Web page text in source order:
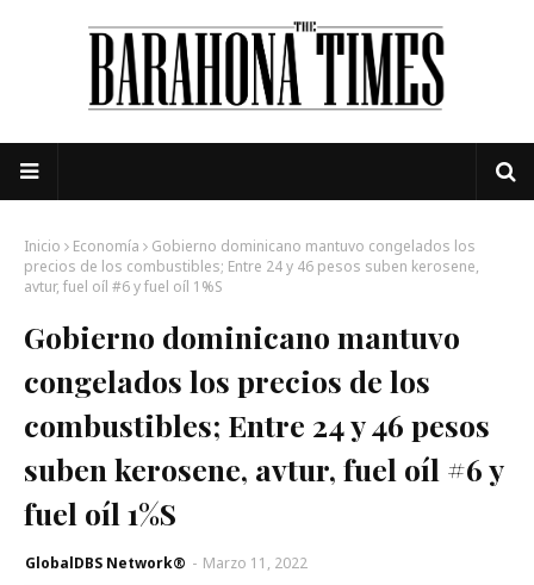
Inicio Economía
Gobierno dominicano mantuvo congelados los
precios de los combustibles; Entre 24 y 46 pesos suben kerosene,
avtur, fuel oíl #6 y fuel oíl 1%S
Gobierno dominicano mantuvo
congelados los precios de los
combustibles; Entre 24 y 46 pesos
suben kerosene, avtur, fuel oíl #6 y
fuel oíl 1%S
GlobalDBS Network® - Marzo 11, 2022